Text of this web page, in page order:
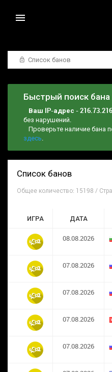
Список банов
Быстрый поиск бана
Ваш IP-адрес -
без нарушений.
Проверьте наличие бана
здесь.
Список банов
Общее количество: 15198 /
ИГРА ДАТА
08.08.2026
07.08.2026
07.08.2026
07.08.2026
07.08.2026